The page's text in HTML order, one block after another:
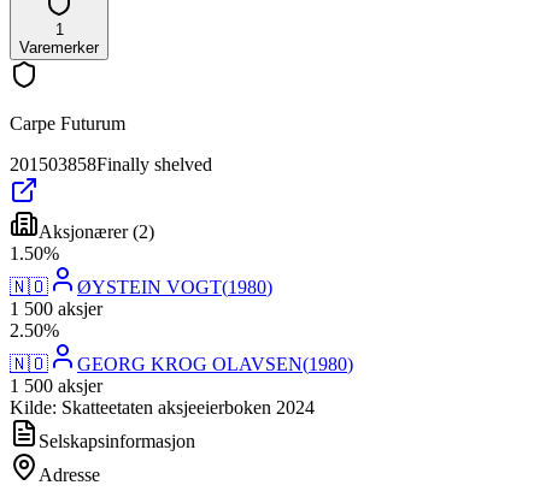
1
Varemerker
Carpe Futurum
201503858Finally shelved
Aksjonærer(2)
1 .50%
🇳🇴
ØYSTEIN VOGT(1980)
1 500 aksjer
2.50%
🇳🇴
GEORG KROG OLAVSEN(1980)
1 500 aksjer
Kilde: Skatteetaten aksjeeierboken 2024
Selskapsinformasjon
Adresse